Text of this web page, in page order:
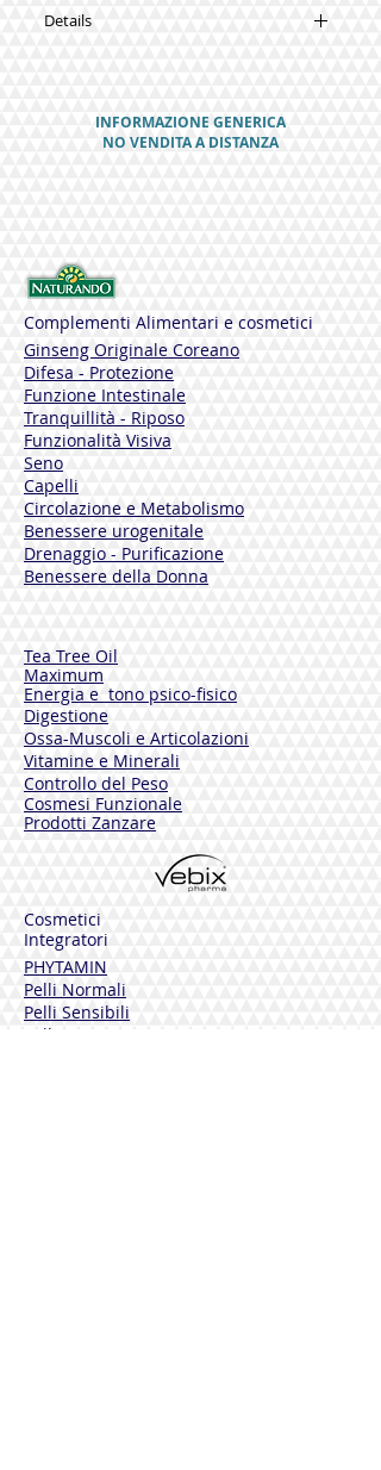
Details
•Harpagofito
•Cúrcuma
•Aceite esencial de Canela
•Aceites esencial de Jengibre
Contraindicaciones
No hay contraindicaciones, excepto la
hipersensibilidad a los componentes
que se encuentran.
DOLOFREN GEL es la solución natural
para dolores musculares y articulares.
Es un gel de fácil aplicación y se absorbe
rápidamente.
De efecto refrescante y calmante.
INFORMAZIONE GENERICA
NO VENDITA A DISTANZA
Complementi Alimentari e cosmetici
Ginseng Originale Coreano
Difesa - Protezione
Funzione Intestinale
Tranquillità - Riposo
Funzionalità Visiva
Seno
Capelli
Circolazione e Metabolismo
Benessere urogenitale
Drenaggio - Purificazione
Benessere della Donna
Tea Tree Oil
Maximum
Energia e tono psico-fisico
Digestione
Ossa-Muscoli e Articolazioni
Vitamine e Minerali
Controllo del Peso
Cosmesi Funzionale
Prodotti Zanzare
Cosmetici
Integratori
PHYTAMIN
Pelli Normali
Pelli Sensibili
Pelli Mature